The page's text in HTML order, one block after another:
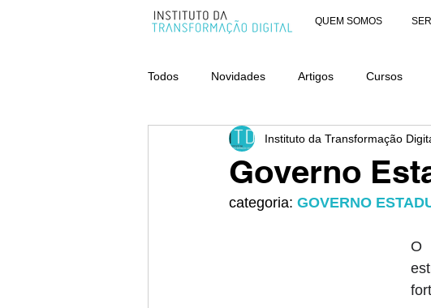
QUEM SOMOS
Todos Novidades Artigos Cursos
AWARDS - CATEGORIA ORGANIZAÇÕES
Governo
Instituto da Transformação
categoria: GOVERNO